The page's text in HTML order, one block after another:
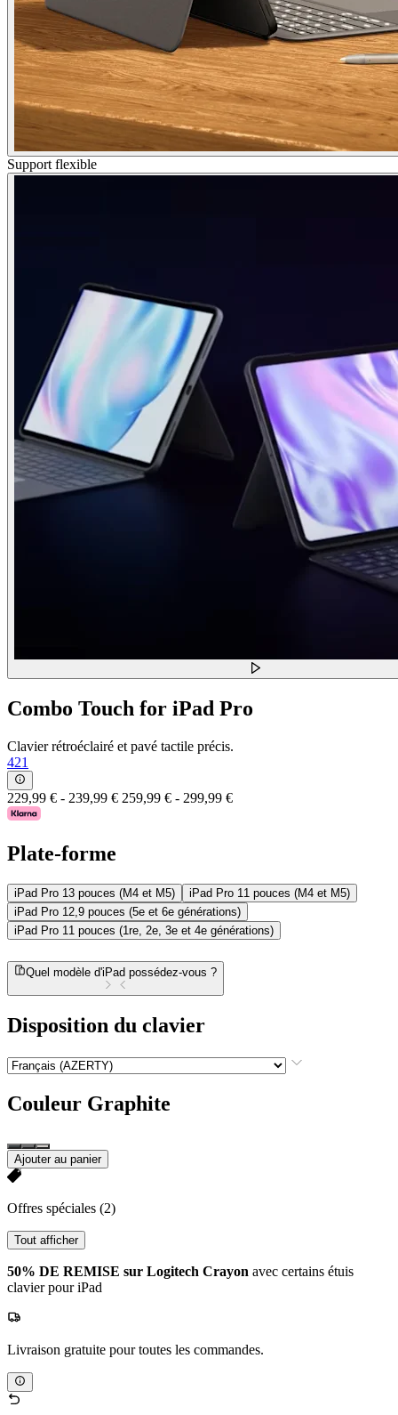
Support flexible
Combo Touch for iPad Pro
Clavier rétroéclairé et pavé tactile précis.
421
229,99 € - 239,99 € 259,99 € - 299,99 €
Plate-forme
iPad Pro 13 pouces (M4 et M5)
iPad Pro 11 pouces (M4 et M5)
iPad Pro 12,9 pouces (5e et 6e générations)
iPad Pro 11 pouces (1re, 2e, 3e et 4e générations)
Quel modèle d'iPad possédez-vous ?
Disposition du clavier
Couleur Graphite
Ajouter au panier
Offres spéciales (2)
Tout afficher
50% DE REMISE sur Logitech Crayon avec certains étuis
clavier pour iPad
Livraison gratuite pour toutes les commandes.